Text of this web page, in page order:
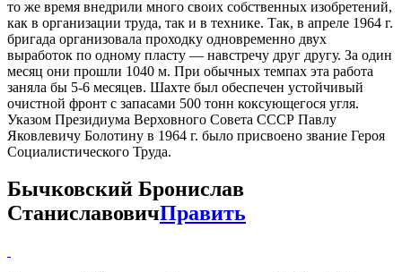
то же время внедрили много своих собственных изобретений,
как в организации труда, так и в технике. Так, в апреле 1964 г.
бригада организовала проходку одновременно двух
выработок по одному пласту — навстречу друг другу. За один
месяц они прошли 1040 м. При обычных темпах эта работа
заняла бы 5-6 месяцев. Шахте был обеспечен устойчивый
очистной фронт с запасами 500 тонн коксующегося угля.
Указом Президиума Верховного Совета СССР Павлу
Яковлевичу Болотину в 1964 г. было присвоено звание Героя
Социалистического Труда.
Бычковский Бронислав
СтаниславовичПравить